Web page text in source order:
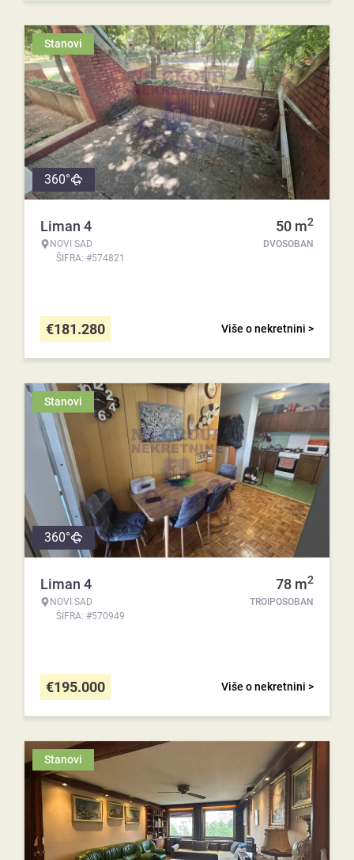
Stanovi
360°
Liman 4
NOVI SAD
ŠIFRA: #574821
50 m2
DVOSOBAN
Više o nekretnini >
€181.280
Stanovi
360°
Liman 4
NOVI SAD
ŠIFRA: #570949
78 m2
TROIPOSOBAN
Više o nekretnini >
€195.000
Stanovi